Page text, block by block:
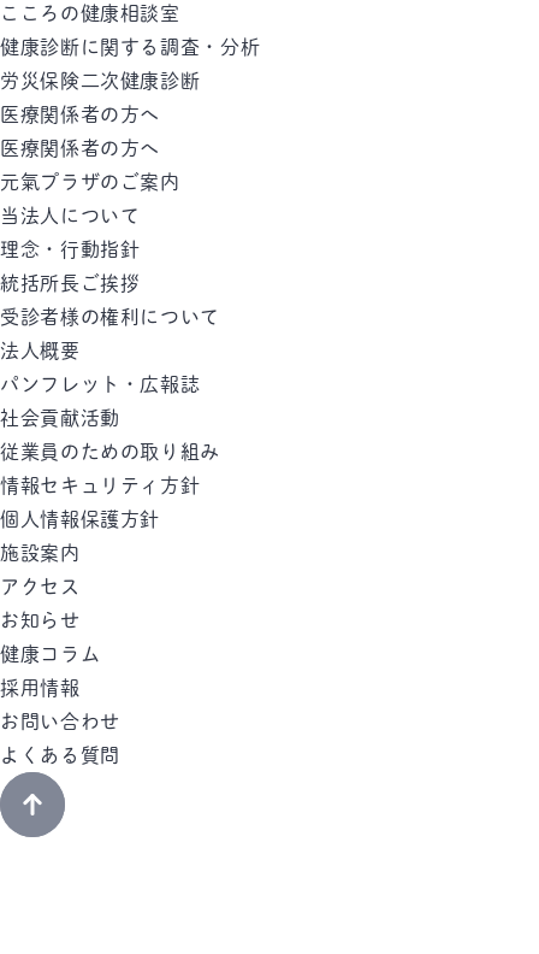
こころの健康相談室
健康診断に関する調査・分析
労災保険二次健康診断
医療関係者の方へ
医療関係者の方へ
元氣プラザのご案内
当法人について
理念・行動指針
統括所長ご挨拶
受診者様の権利について
法人概要
パンフレット・広報誌
社会貢献活動
従業員のための取り組み
情報セキュリティ方針
個人情報保護方針
施設案内
アクセス
お知らせ
健康コラム
採用情報
お問い合わせ
よくある質問